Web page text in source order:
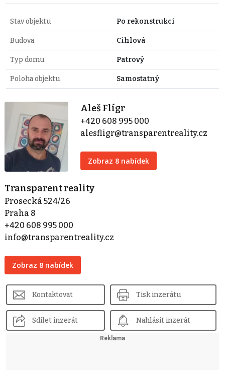
Stav objektu Po rekonstrukci
Budova Cihlová
Typ domu Patrový
Poloha objektu Samostatný
Aleš Flígr
+420 608 995 000
alesfligr@transparentreality.cz
Zobraz 8 nabídek
Transparent reality
Prosecká 524/26
Praha 8
+420 608 995 000
info@transparentreality.cz
Zobraz 8 nabídek
Kontaktovat Tisk inzerátu
Sdílet inzerát Nahlásit inzerát